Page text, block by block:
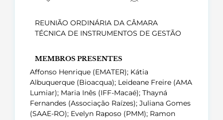
REUNIÃO ORDINÁRIA DA CÂMARA
TÉCNICA DE INSTRUMENTOS DE GESTÃO
MEMBROS PRESENTES
Affonso Henrique (EMATER); Kátia
Albuquerque (Bioacqua); Leideane Freire (AMA
Lumiar); Maria Inês (IFF-Macaé); Thayná
Fernandes (Associação Raízes); Juliana Gomes
(SAAE-RO); Evelyn Raposo (PMM); Ramon